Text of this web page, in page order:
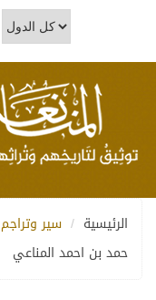
الرئيسية
سير وتراجم
حمد بن احمد المناعي